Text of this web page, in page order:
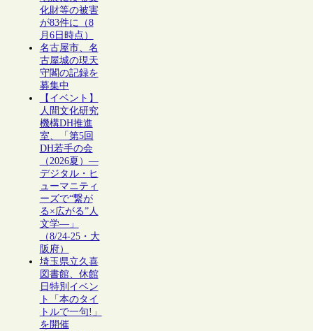
化財等の被害
が83件に（8
月6日時点）
名古屋市、名
古屋城の現天
守閣の記録を
募集中
【イベント】
人間文化研究
機構DH推進
室、「第5回
DH若手の会
（2026夏）―
デジタル・ヒ
ューマニティ
ーズで“繋が
る×広がる”人
文学―」
（8/24-25・大
阪府）
埼玉県立久喜
図書館、休館
日特別イベン
ト「本のタイ
トルで一句!」
を開催